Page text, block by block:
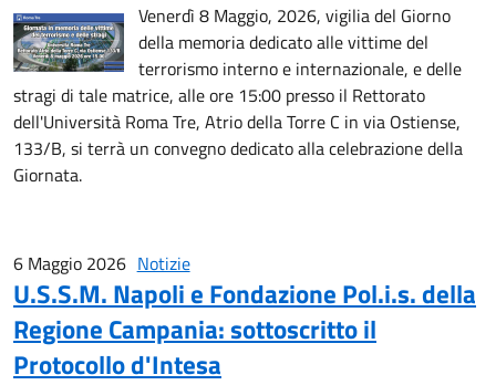
Venerdì 8 Maggio, 2026, vigilia del Giorno
della memoria dedicato alle vittime del
terrorismo interno e internazionale, e delle
stragi di tale matrice, alle ore 15:00 presso il Rettorato
dell'Università Roma Tre, Atrio della Torre C in via Ostiense,
133/B, si terrà un convegno dedicato alla celebrazione della
Giornata.
6 Maggio 2026 Notizie
U.S.S.M. Napoli e Fondazione Pol.i.s. della
Regione Campania: sottoscritto il
Protocollo d'Intesa